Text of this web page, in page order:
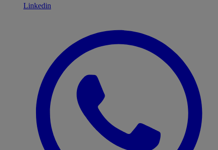
Linkedin